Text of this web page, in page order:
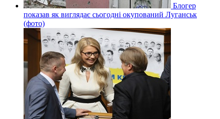
Блогер
показав як виглядає сьогодні окупований Луганськ
(фото)